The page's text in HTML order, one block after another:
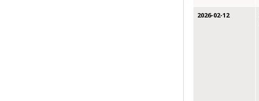
2026-02-12